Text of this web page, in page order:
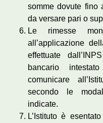
somme dovute fino
da versare pari o
Le rimesse
all’applicazione
effettuate
bancario
comunicare
secondo le
indicate.
L’Istituto è